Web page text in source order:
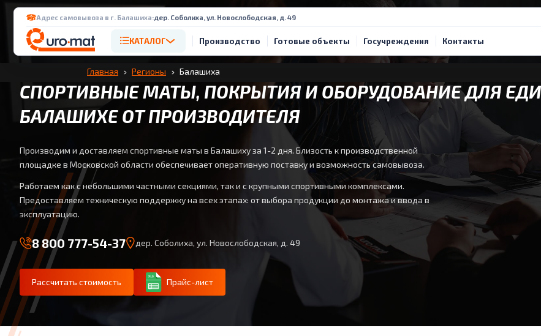
Адрес самовывоза в г. Балашиха:дер. Соболиха, ул. Новослободская, д. 49
КАТАЛОГ Производство Готовые объекты Госучреждения Контакты
Главная Регионы Балашиха
СПОРТИВНЫЕ МАТЫ, ПОКРЫТИЯ И ОБОРУДОВАНИЕ ДЛЯ
БАЛАШИХЕ ОТ ПРОИЗВОДИТЕЛЯ
Производим и доставляем спортивные маты в Балашиху за 1-2 дня. Близость к производственной
площадке в Московской области обеспечивает оперативную поставку и возможность самовывоза.
Работаем как с небольшими частными секциями, так и с крупными спортивными комплексами.
Предоставляем техническую поддержку на всех этапах: от выбора продукции до монтажа и ввода в
эксплуатацию.
8 800 777-54-37 дер. Соболиха, ул. Новослободская, д. 49
Рассчитать стоимость Прайс-лист